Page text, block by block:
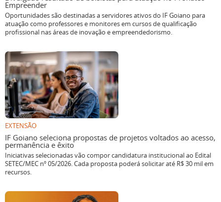
Empreender
Oportunidades são destinadas a servidores ativos do IF Goiano para
atuação como professores e monitores em cursos de qualificação
profissional nas áreas de inovação e empreendedorismo.
EXTENSÃO
IF Goiano seleciona propostas de projetos voltados ao acesso,
permanência e êxito
Iniciativas selecionadas vão compor candidatura institucional ao Edital
SETEC/MEC nº 05/2026. Cada proposta poderá solicitar até R$ 30 mil em
recursos.